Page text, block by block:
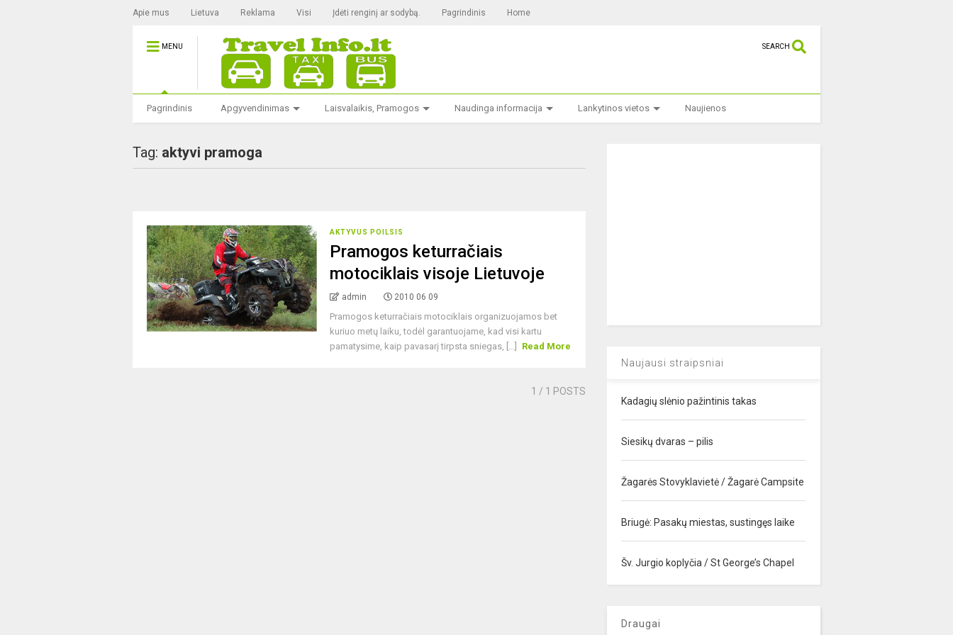
Apie mus Lietuva Reklama Visi Įdėti renginį ar sodybą. Pagrindinis Home
MENU SEARCH
Pagrindinis Apgyvendinimas Laisvalaikis, Pramogos Naudinga informacija Lankytinos vietos Naujienos
Tag: aktyvi pramoga
AKTYVUS POILSIS
Pramogos keturračiais
motociklais visoje Lietuvoje
admin 2010 06 09
Pramogos keturračiais motociklais organizuojamos bet
kuriuo metų laiku, todėl garantuojame, kad visi kartu
pamatysime, kaip pavasarį tirpsta sniegas, [...]
Read More
1 / 1 POSTS
Naujausi straipsniai
Kadagių slėnio pažintinis takas
Siesikų dvaras – pilis
Žagarės Stovyklavietė / Žagarė Campsite
Briugė: Pasakų miestas, sustingęs laike
Šv. Jurgio koplyčia / St George’s Chapel
Draugai